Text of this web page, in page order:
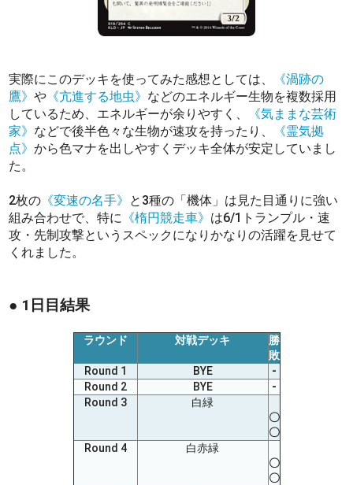
実際にこのデッキを使ってみた感想としては、
《渦跡の
鷹》や 《亢進する地虫》 などのエネルギー生物を複数採用
しているため、エネルギーが余りやすく、
《気ままな芸術
家》 などで後半色々な生物が速攻を持ったり、
《霊気拠
点》から色マナを出しやすくデッキ全体が安定していまし
た。
2枚の 《変速の名手》 と3種の「機体」は見た目通りに強い
組み合わせで、特に 《楕円競走車》 は6/1トランプル・速
攻・先制攻撃というスペックになりかなりの活躍を見せて
くれました。
● 1日目結果
ラウンド 対戦デッキ
勝
敗
Round 1
BYE
‐
Round 2
BYE
‐
Round 3
白緑
〇
〇
Round 4
白赤緑
〇
〇